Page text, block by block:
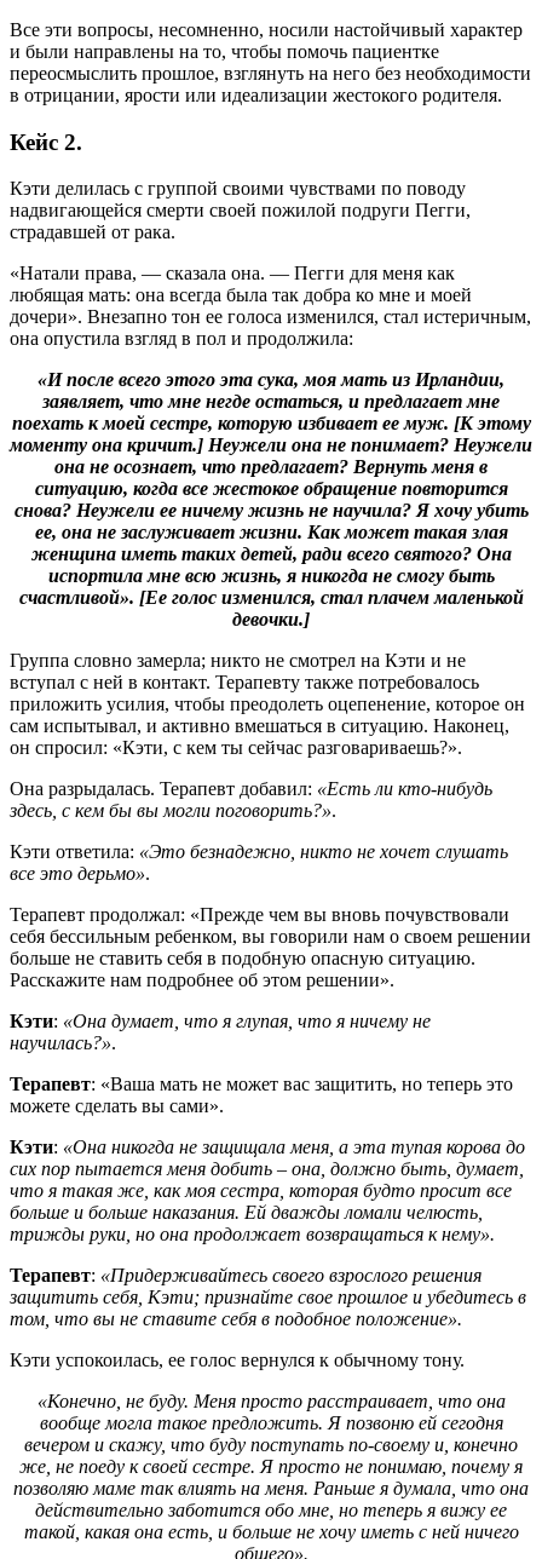
Все эти вопросы, несомненно, носили настойчивый характер
и были направлены на то, чтобы помочь пациентке
переосмыслить прошлое, взглянуть на него без необходимости
в отрицании, ярости или идеализации жестокого родителя.
Кейс 2.
Кэти делилась с группой своими чувствами по поводу
надвигающейся смерти своей пожилой подруги Пегги,
страдавшей от рака.
«Натали права, — сказала она. — Пегги для меня как
любящая мать: она всегда была так добра ко мне и моей
дочери». Внезапно тон ее голоса изменился, стал истеричным,
она опустила взгляд в пол и продолжила:
«И после всего этого эта сука, моя мать из Ирландии,
заявляет, что мне негде остаться, и предлагает мне
поехать к моей сестре, которую избивает ее муж. [К этому
моменту она кричит.] Неужели она не понимает? Неужели
она не осознает, что предлагает? Вернуть меня в
ситуацию, когда все жестокое обращение повторится
снова? Неужели ее ничему жизнь не научила? Я хочу убить
ее, она не заслуживает жизни. Как может такая злая
женщина иметь таких детей, ради всего святого? Она
испортила мне всю жизнь, я никогда не смогу быть
счастливой». [Ее голос изменился, стал плачем маленькой
девочки.]
Группа словно замерла; никто не смотрел на Кэти и не
вступал с ней в контакт. Терапевту также потребовалось
приложить усилия, чтобы преодолеть оцепенение, которое он
сам испытывал, и активно вмешаться в ситуацию. Наконец,
он спросил: «Кэти, с кем ты сейчас разговариваешь?».
Она разрыдалась. Терапевт добавил: «Есть ли кто-нибудь
здесь, с кем бы вы могли поговорить?».
Кэти ответила: «Это безнадежно, никто не хочет слушать
все это дерьмо».
Терапевт продолжал: «Прежде чем вы вновь почувствовали
себя бессильным ребенком, вы говорили нам о своем решении
больше не ставить себя в подобную опасную ситуацию.
Расскажите нам подробнее об этом решении».
Кэти: «Она думает, что я глупая, что я ничему не
научилась?».
Терапевт: «Ваша мать не может вас защитить, но теперь это
можете сделать вы сами».
Кэти: «Она никогда не защищала меня, а эта тупая корова до
сих пор пытается меня добить – она, должно быть, думает,
что я такая же, как моя сестра, которая будто просит все
больше и больше наказания. Ей дважды ломали челюсть,
трижды руки, но она продолжает возвращаться к нему».
Терапевт: «Придерживайтесь своего взрослого решения
защитить себя, Кэти; признайте свое прошлое и убедитесь в
том, что вы не ставите себя в подобное положение».
Кэти успокоилась, ее голос вернулся к обычному тону.
«Конечно, не буду. Меня просто расстраивает, что она
вообще могла такое предложить. Я позвоню ей сегодня
вечером и скажу, что буду поступать по-своему и, конечно
же, не поеду к своей сестре. Я просто не понимаю, почему я
позволяю маме так влиять на меня. Раньше я думала, что она
действительно заботится обо мне, но теперь я вижу ее
такой, какая она есть, и больше не хочу иметь с ней ничего
общего».